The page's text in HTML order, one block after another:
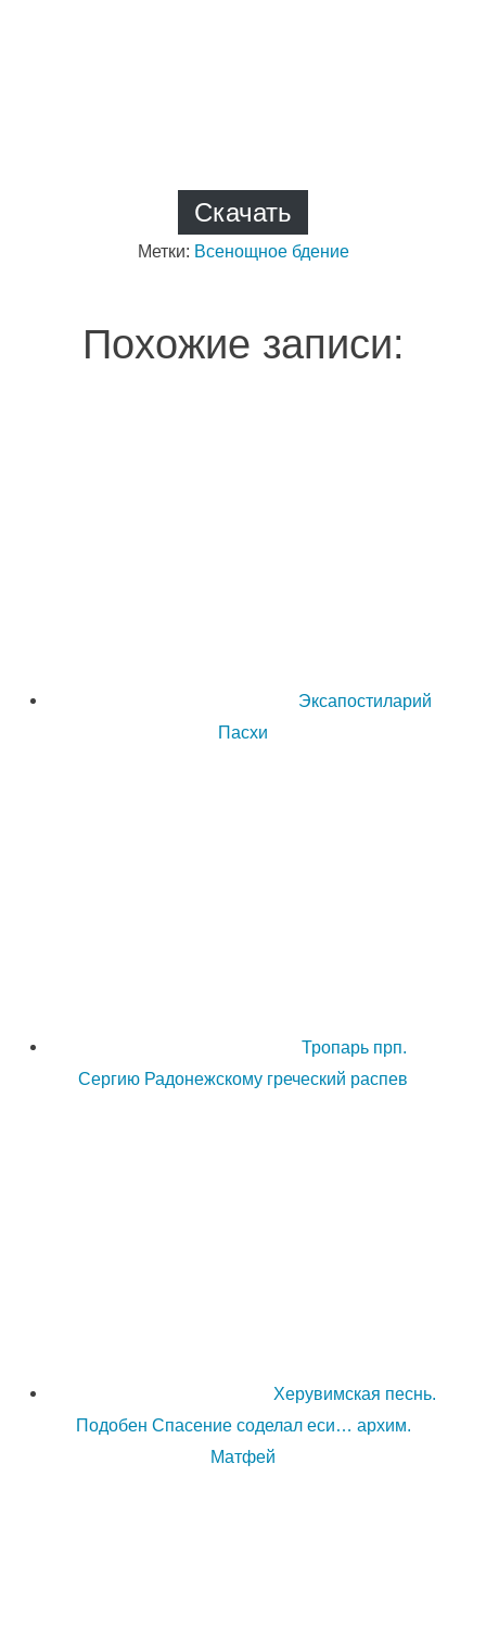
Скачать
Метки: Всенощное бдение
Похожие записи:
Эксапостиларий
Пасхи
Тропарь прп.
Сергию Радонежскому греческий распев
Херувимская песнь.
Подобен Спасение соделал еси… архим.
Матфей